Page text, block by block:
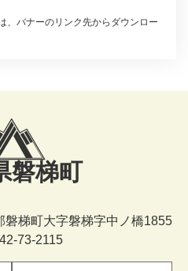
、バナーのリンク先からダウンロー
磐梯町
梯町大字磐梯字中ノ橋1855
73-2115